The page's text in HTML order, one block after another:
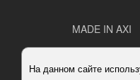
MADE IN AXI
На данном сайте